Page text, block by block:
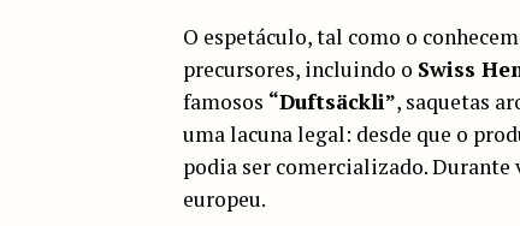
O espetáculo, tal como o
precursores, incluindo o Swiss
famosos “Duftsäckli”, saquetas
uma lacuna legal: desde que o
podia ser comercializado. Durante
europeu.